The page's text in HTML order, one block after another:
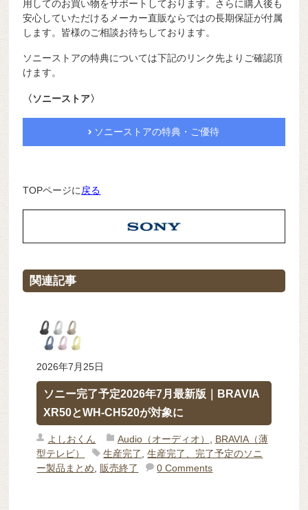
用してのお買い物をサポートしております。さらに購入後も
安心していただけるメーカー直販ならではの長期保証が付属
します。皆様のご相談お待ちしております。
ソニーストアの特典については下記のリンク先よりご確認頂
けます。
〈ソニーストア〉
ソニーストアの特典・ご優待
TOPページに戻る
関連記事
2026年7月25日
ソニー完了予定2026年7月最新版｜BRAVIA
XR50とWH-CH520が対象に
よしおくん Audio（オーディオ）
BRAVIA（薄
型テレビ）
生産完了 ,生産完了、完了予定のソニ
ー製品まとめ
販売終了 0 Comments